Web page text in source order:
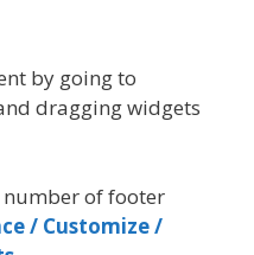
by going to
dragging widgets
number of footer
/ Customize /